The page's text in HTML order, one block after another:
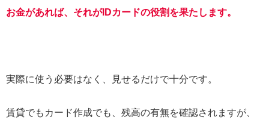
お金があれば、それがIDカードの役割を果たします。
実際に使う必要はなく、見せるだけで十分です。
賃貸でもカード作成でも、残高の有無を確認されますが、